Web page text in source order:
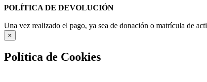
POLÍTICA DE DEVOLUCIÓN
Una vez realizado el pago, ya sea de donación o matrícula de
×
Política de Cookies